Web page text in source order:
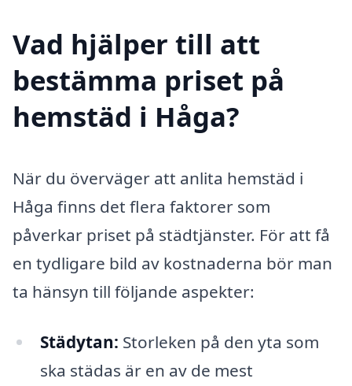
Vad hjälper till att
bestämma priset på
hemstäd i Håga?
När du överväger att anlita hemstäd i
Håga finns det flera faktorer som
påverkar priset på städtjänster. För att få
en tydligare bild av kostnaderna bör man
ta hänsyn till följande aspekter:
Städytan: Storleken på den yta som
ska städas är en av de mest